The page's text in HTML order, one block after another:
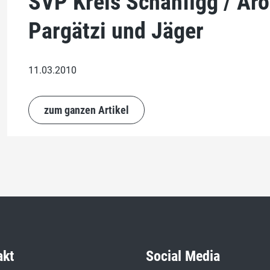
Pargätzi und Jäger
11.03.2010
zum ganzen Artikel
Social Media